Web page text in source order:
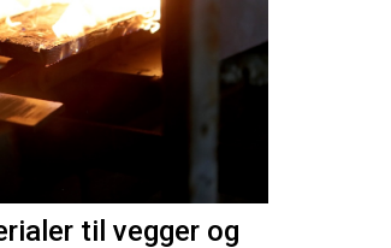
til vegger og